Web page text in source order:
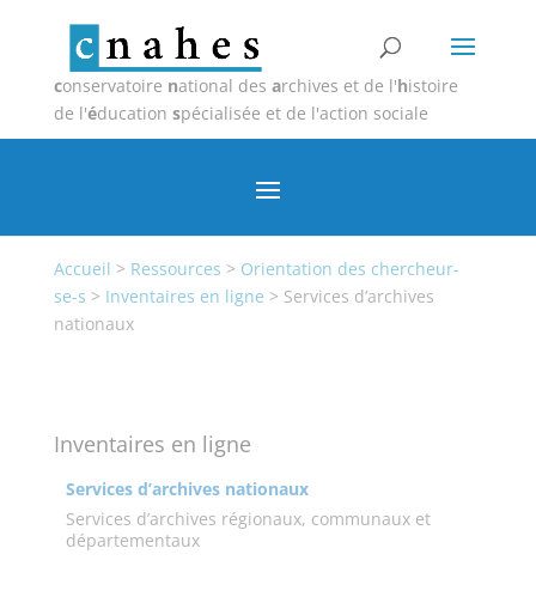
conservatoire national des archives et de l'histoire
de l'éducation spécialisée et de l'action sociale
Accueil > Ressources > Orientation des chercheur-
se-s > Inventaires en ligne > Services d’archives
nationaux
Inventaires en ligne
Services d’archives nationaux
Services d’archives régionaux, communaux et
départementaux